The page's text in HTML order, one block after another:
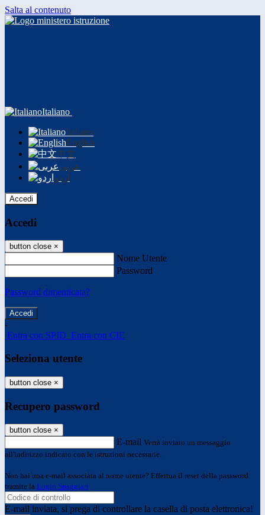
Salta al contenuto
Italiano
Italiano
English
中文
عربى
اردو
Accedi
Accedi
button close ×
Nome Utente
Password
Password dimenticata?
-
Entra con SPID Entra con CIE
Seleziona utente
button close ×
Recupero password
button close ×
E-mail Verrà inviato un messaggio
all'indirizzo indicato con le istruzioni necessarie.
Non hai una e-mail associata al nome utente? Effettua il reset della password
tramite la Login Spaggiari
E-mail inviata, si prega di controllare la casella di posta elettronica!